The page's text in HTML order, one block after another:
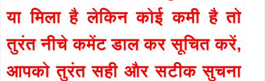
या मिला है लेकिन कोई कमी है तो
तुरंत नीचे कमेंट डाल कर सूचित करें,
आपको तुरंत सही और सटीक सुचना